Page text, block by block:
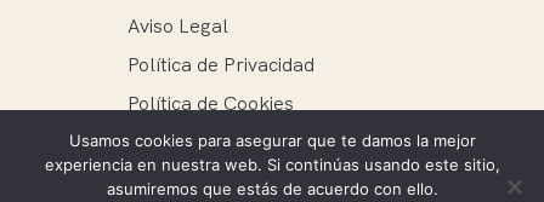
Aviso Legal
Política de Privacidad
Política de Cookies
Usamos cookies para asegurar que te damos la mejor
experiencia en nuestra web. Si continúas usando este sitio,
asumiremos que estás de acuerdo con ello.